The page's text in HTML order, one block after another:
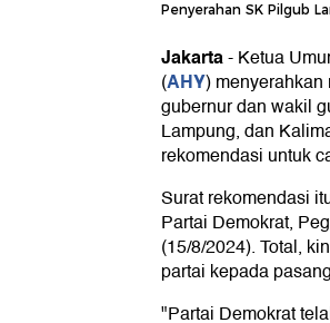
Penyerahan SK Pilgub
Jakarta-Ketua
(AHY)
gubernur dan wakil
Lampung, dan
rekomendasi untuk
Surat rekomendasi
Partai Demokrat,
(15/8/2024). Total,
partai kepada
"Partai Demokrat